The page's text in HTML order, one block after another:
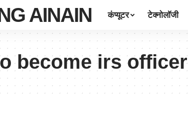
AINAIN कंप्यूटर टेक्नोलॉजी
become irs officer